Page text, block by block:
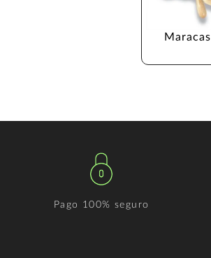
Maracas
Pago 100% seguro